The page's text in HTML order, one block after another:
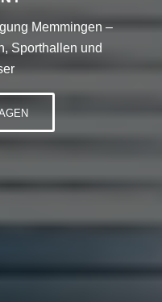
Memmingen –
Sporthallen und